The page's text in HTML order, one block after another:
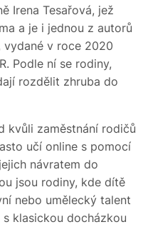
Irena Tesařová, jež
a je i jednou z autorů
vydané v roce 2020
Podle ní se rodiny,
rozdělit zhruba do
kvůli zaměstnání rodičů
učí online s pomocí
návratem do
jsou rodiny, kde dítě
nebo umělecký talent
klasickou docházkou